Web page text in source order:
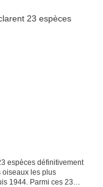
espèces définitivement
oiseaux les plus
1944. Parmi ces 23